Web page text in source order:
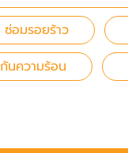
อมรอยร้าว
ความร้อน